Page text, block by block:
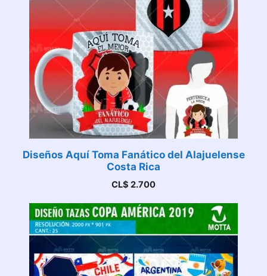
Diseños Aquí Toma Fanático del Alajuelense
Costa Rica
CL$ 2.700